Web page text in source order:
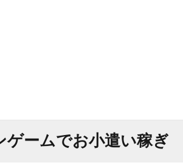
ゲームでお小遣い稼ぎ